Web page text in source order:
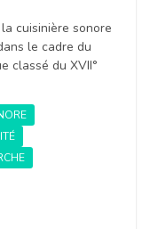
cuisinière sonore
le cadre du
classé du XVII°